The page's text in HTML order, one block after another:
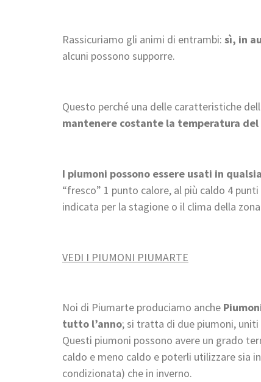
Rassicuriamo gli animi di entrambi: sì, in
alcuni possono supporre.
Questo perché una delle caratteristiche
mantenere costante la temperatura del
I piumoni possono essere usati in
“fresco” 1 punto calore, al più caldo 4
indicata per la stagione o il clima della
VEDI I PIUMONI PIUMARTE
Noi di Piumarte produciamo anche
tutto l’anno; si tratta di due piumoni,
Questi piumoni possono avere un grado
caldo e meno caldo e poterli utilizzare sia
condizionata) che in inverno.